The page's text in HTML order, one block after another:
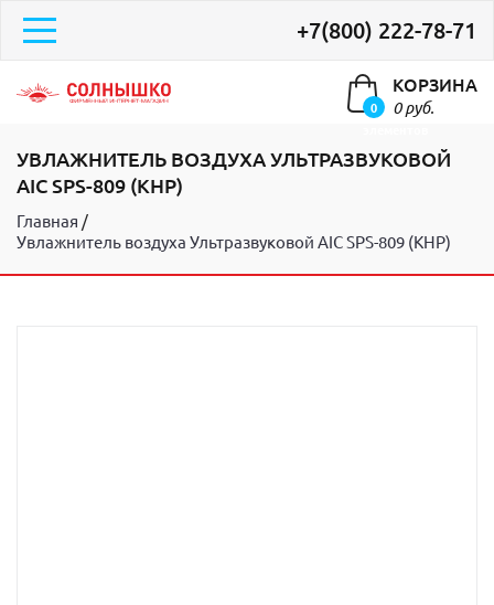
+7(800) 222-78-71
0
КОРЗИНА
0 руб.
УВЛАЖНИТЕЛЬ ВОЗДУХА УЛЬТРАЗВУКОВОЙ
AIC SPS-809 (КНР)
Главная
Увлажнитель воздуха Ультразвуковой AIC SPS-809 (КНР)